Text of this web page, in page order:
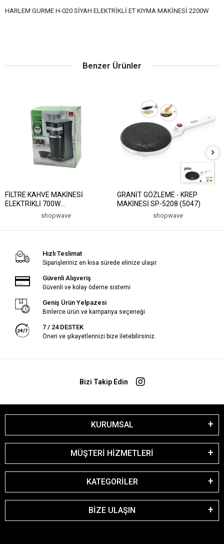
HARLEM GURME H-020 SİYAH ELEKTRİKLİ ET KIYMA MAKİNESİ 2200W
Benzer Ürünler
FİLTRE KAHVE MAKİNESİ
ELEKTRİKLİ 700W
400ML=PORTATiF ÇELİK
BARDAK=2-SAAT SICAK TUT
shopwave
GRANİT GÖZLEME - KREP
MAKİNESİ SP-5208 (5047)
shopwave
Hızlı Teslimat
Siparişleriniz en kısa sürede elinize ulaşır.
Güvenli Alışveriş
Güvenli ve kolay ödeme sistemi
Geniş Ürün Yelpazesi
Binlerce ürün ve kampanya seçeneği
7 / 24 DESTEK
Öneri ve şikayetlerinizi bize iletebilirsiniz.
Bizi Takip Edin
KURUMSAL
MÜŞTERİ HİZMETLERİ
KATEGORİLER
BİZE ULAŞIN